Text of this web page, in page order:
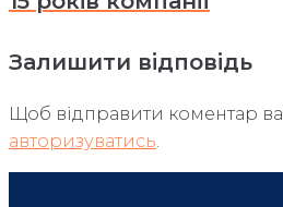
Залишити відповідь
Щоб відправити коментар
авторизуватись.